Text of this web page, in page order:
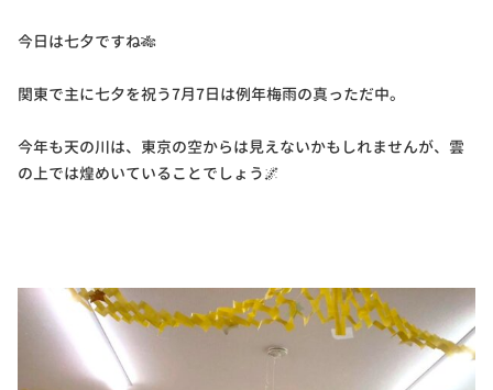
今日は七夕ですね🎋
関東で主に七夕を祝う7月7日は例年梅雨の真っただ中。
今年も天の川は、東京の空からは見えないかもしれませんが、雲
の上では煌めいていることでしょう🌌